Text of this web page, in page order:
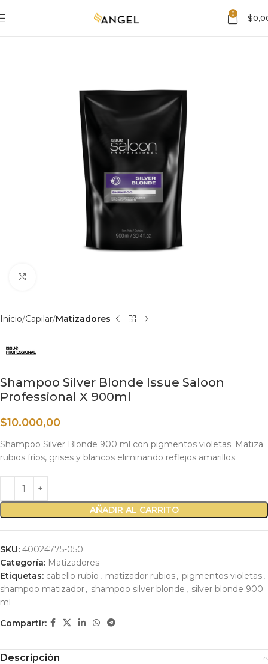
0 $
Inicio Capilar Matizadores
Shampoo Silver Blonde Issue Saloon
Professional X 900ml
$10.000,00
Shampoo Silver Blonde 900 ml con pigmentos violetas. Matiza
rubios fríos, grises y blancos eliminando reflejos amarillos.
AÑADIR AL CARRITO
SKU: 40024775-050
Categoría: Matizadores
Etiquetas: cabello rubio , matizador rubios, pigmentos violetas,
shampoo matizador, shampoo silver blonde , silver blonde 900
ml
Compartir:
Descripción